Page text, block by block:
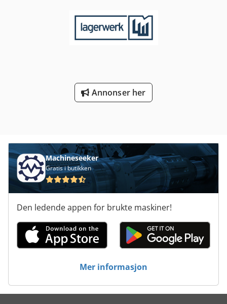
Automatiske dører Verktøyovervåkning (Tool Eye)
Spontransportør Maks. dreiematerialediameter: 830 mm X-
akse: 1000 mm Z-akse: 285 mm Spindelboring: 91 mm
kunnskap, samt, så langt mulig, hentet fra produsenten.
Informasjonen gis i god tro, men det kan ikke garanteres
Annonser her
Machineseeker
Gratis i butikken
Den ledende appen for brukte maskiner!
Mer informasjon